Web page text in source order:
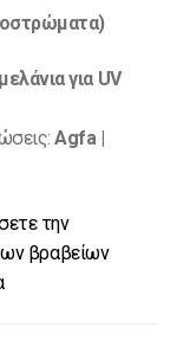
για UV
Agfa |
την
βραβείων